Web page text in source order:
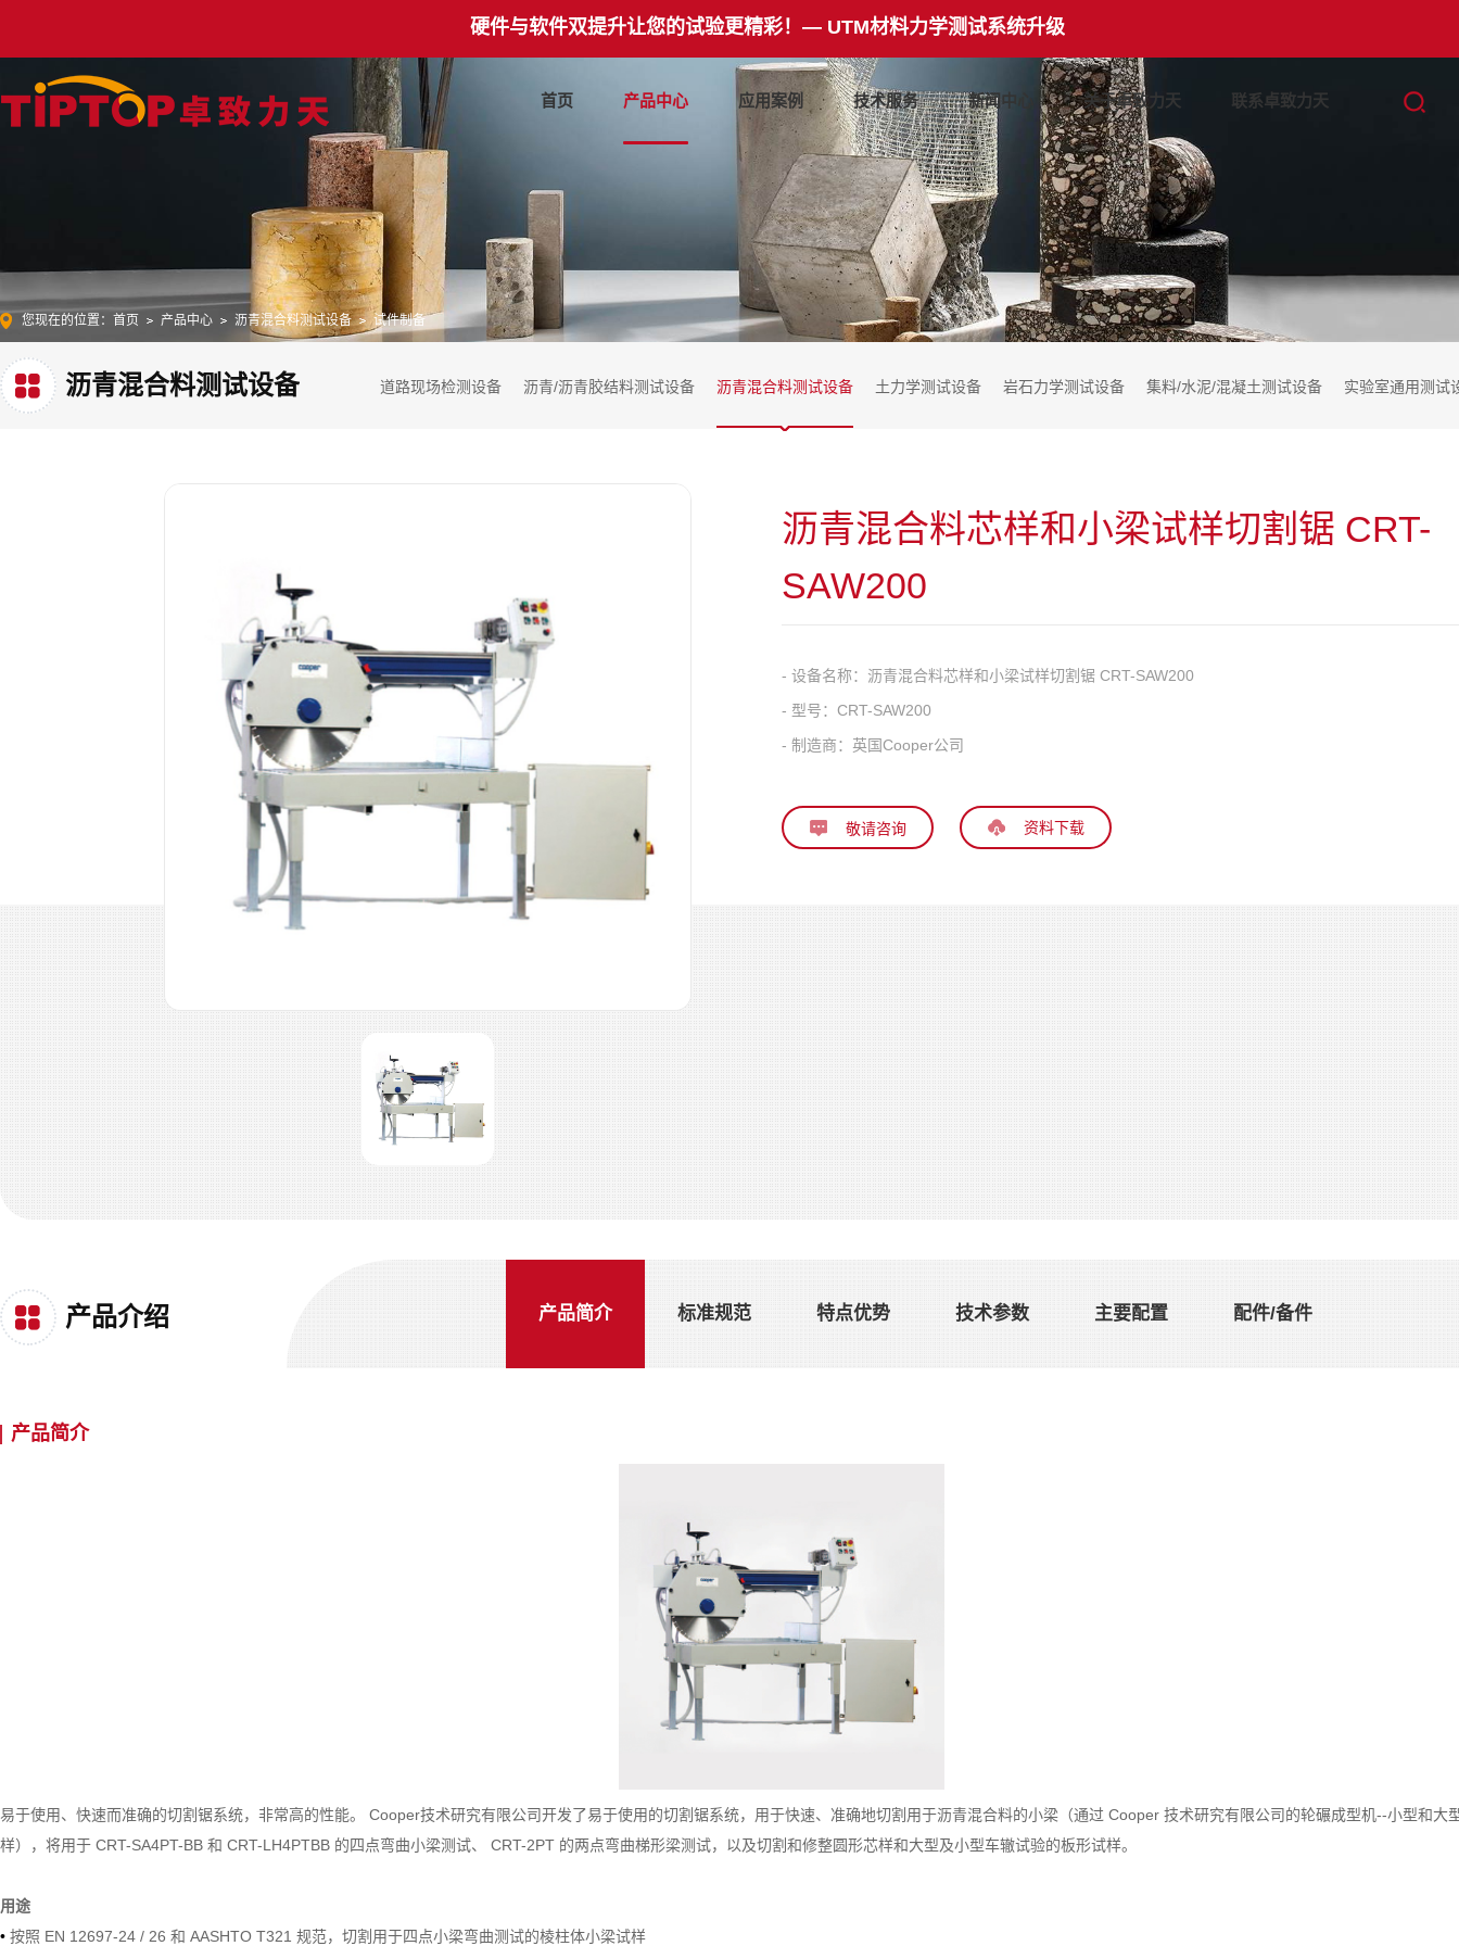
硬件与软件双提升让您的试验更精彩！— UTM材料力学测试系统升级
首页 产品中心 应用案例 技术服务 新闻中心 关于卓致力天 联系卓致力天
您现在的位置： 首页 产品中心 沥青混合料测试设备 试件制备
沥青混合料测试设备 道路现场检测设备 沥青/沥青胶结料测试设备 沥青混合料测试设备 土力学测试设备 岩石力学测试设备 集料/水泥/混凝土测试设备 实验室通用测试
沥青混合料芯样和小梁试样切割锯 CRT-
SAW200
- 设备名称： 沥青混合料芯样和小梁试样切割锯 CRT-SAW200
- 型号： CRT-SAW200
- 制造商： 英国Cooper公司
资料下载
产品介绍 产品简介 标准规范 特点优势 技术参数 主要配置 配件/备件
产品简介
易于使用、快速而准确的切割锯系统，非常高的性能。 Cooper技术研究有限公司开发了易于使用的切割锯系统，用于快速、准确地切割用于沥青混合料的小梁（通过 Cooper 技术研究有限公司的轮碾成型机--小型和大
样），将用于 CRT-SA4PT-BB 和 CRT-LH4PTBB 的四点弯曲小梁测试、 CRT-2PT 的两点弯曲梯形梁测试，以及切割和修整圆形芯样和大型及小型车辙试验的板形试样。
用途
• 按照 EN 12697-24 / 26 和 AASHTO T321 规范，切割用于四点小梁弯曲测试的棱柱体小梁试样